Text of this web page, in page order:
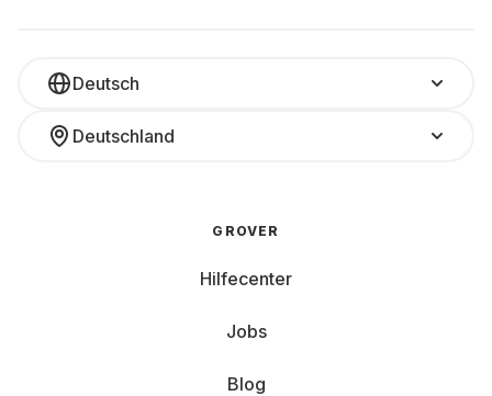
Deutsch
Deutschland
GROVER
Hilfecenter
Jobs
Blog